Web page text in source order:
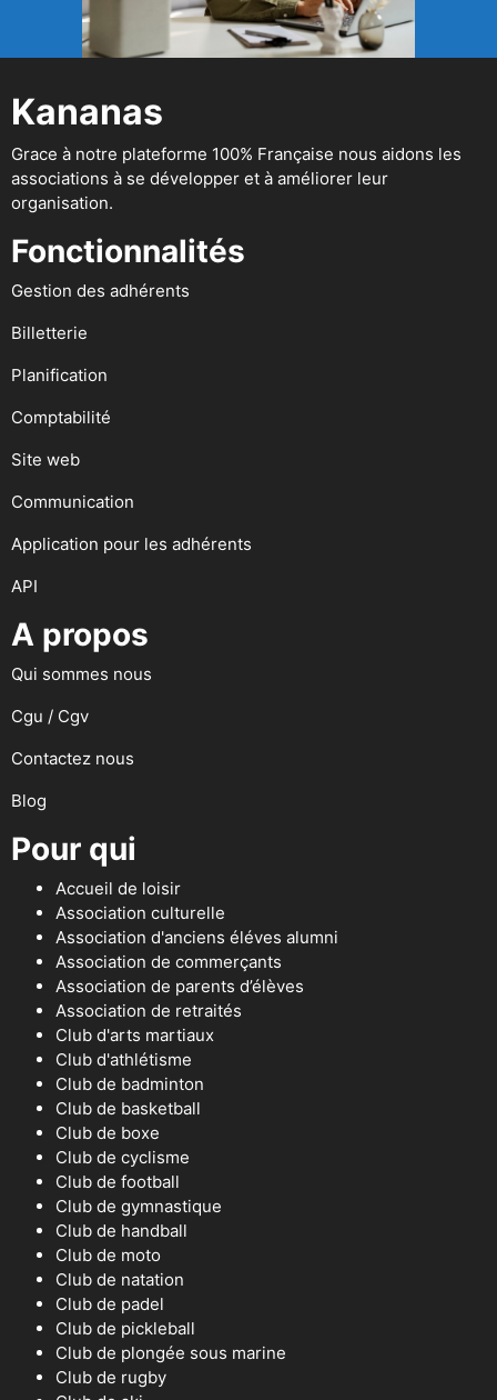
Kananas
Grace à notre plateforme 100% Française nous aidons les
associations à se développer et à améliorer leur
organisation.
Fonctionnalités
Gestion des adhérents
Billetterie
Planification
Comptabilité
Site web
Communication
Application pour les adhérents
API
A propos
Qui sommes nous
Cgu / Cgv
Contactez nous
Blog
Pour qui
Accueil de loisir
Association culturelle
Association d'anciens éléves alumni
Association de commerçants
Association de parents d’élèves
Association de retraités
Club d'arts martiaux
Club d'athlétisme
Club de badminton
Club de basketball
Club de boxe
Club de cyclisme
Club de football
Club de gymnastique
Club de handball
Club de moto
Club de natation
Club de padel
Club de pickleball
Club de plongée sous marine
Club de rugby